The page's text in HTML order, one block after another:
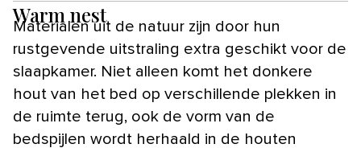
Warm nest
Materialen uit de natuur zijn door hun
rustgevende uitstraling extra geschikt voor de
slaapkamer. Niet alleen komt het donkere
hout van het bed op verschillende plekken in
de ruimte terug, ook de vorm van de
bedspijlen wordt herhaald in de houten